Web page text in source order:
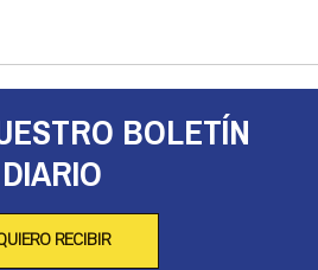
BOLETÍN
DIARIO
RECIBIR